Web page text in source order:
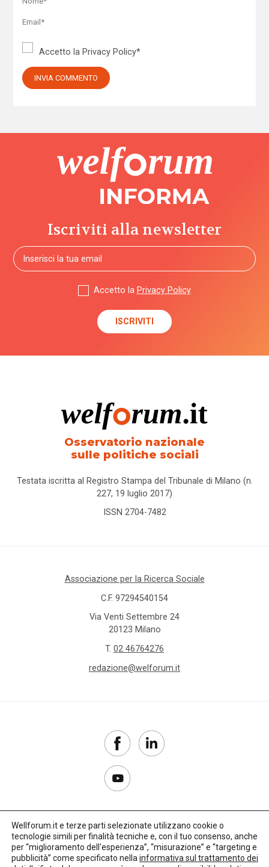
Accetto la Privacy Policy*
Iscriviti alla newsletter
Accetto la Privacy Policy
Osservatorio nazionale
sulle politiche sociali
Testata iscritta al Registro Stampa del Tribunale di Milano (n.
227, 19 luglio 2017)
ISSN 2704-7482
Associazione per la Ricerca Sociale
C.F. 97294540154
Via Venti Settembre 24
20123 Milano
T. 02 46764276
redazione@welforum.it
Copyright 2017–2026
Privacy Policy
Wellforum.it e terze parti selezionate utilizzano cookie o
tecnologie simili per finalità tecniche e, con il tuo consenso, anche
per “miglioramento dell'esperienza”, “misurazione” e “targeting e
pubblicità” come specificato nella informativa sul trattamento dei